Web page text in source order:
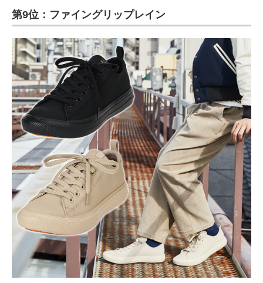
第9位：ファイングリップレイン